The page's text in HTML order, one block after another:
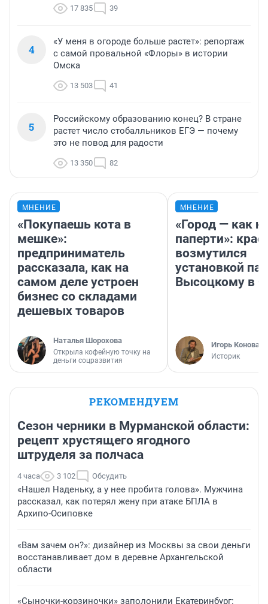
17 835 39
4
«У меня в огороде больше растет»: репортаж
с самой провальной «Флоры» в истории
Омска
13 503 41
5
Российскому образованию конец? В стране
растет число стобалльников ЕГЭ — почему
это не повод для радости
13 350 82
МНЕНИЕ
«Покупаешь кота в
мешке»:
предприниматель
рассказала, как на
самом деле устроен
бизнес со складами
дешевых товаров
Наталья Шорохова
Открыла кофейную точку на
деньги соцразвития
МНЕНИЕ
«Город — как
паперти»:
возмутился
установкой
Высоцкому в
Игорь
Историк
РЕКОМЕНДУЕМ
Сезон черники в Мурманской области:
рецепт хрустящего ягодного
штруделя за полчаса
4 часа 3 102 Обсудить
«Нашел Наденьку, а у нее пробита голова». Мужчина
рассказал, как потерял жену при атаке БПЛА в
Архипо-Осиповке
«Вам зачем он?»: дизайнер из Москвы за свои деньги
восстанавливает дом в деревне Архангельской
области
«Сыночки-корзиночки» заполонили Екатеринбург: